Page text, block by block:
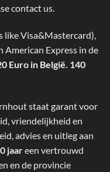
contact us.
like Visa&Mastercard),
American Express in de
Euro in België. 140
staat garant voor
vriendelijkheid en
advies en uitleg aan
jaareen vertrouwd
en de provincie